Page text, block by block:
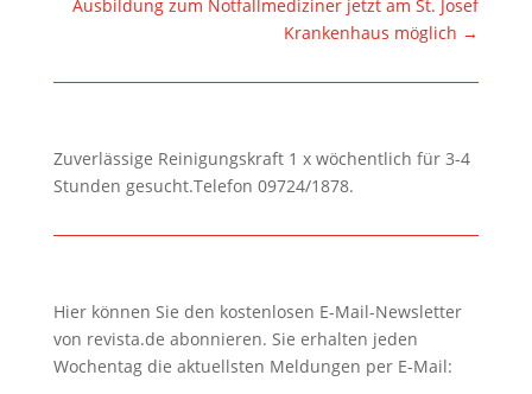
Ausbildung zum Notfallmediziner jetzt am St. Josef
Krankenhaus möglich →
Zuverlässige Reinigungskraft 1 x wöchentlich für 3-4
Stunden gesucht.Telefon 09724/1878.
Hier können Sie den kostenlosen E-Mail-Newsletter
von revista.de abonnieren. Sie erhalten jeden
Wochentag die aktuellsten Meldungen per E-Mail: